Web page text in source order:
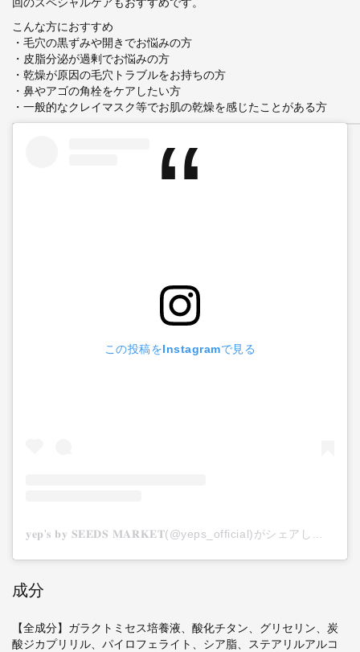
こんな方におすすめ
・毛穴の黒ずみや開きでお悩みの方
・皮脂分泌が過剰でお悩みの方
・乾燥が原因の毛穴トラブルをお持ちの方
・鼻やアゴの角栓をケアしたい方
・一般的なクレイマスク等でお肌の乾燥を感じたことがある方
この投稿をInstagramで見る
𝐲𝐞𝐩'𝐬 𝐛𝐲 𝐒𝐄𝐄𝐃𝐒 𝐌𝐀𝐑𝐊𝐄𝐓(@yeps_official)がシェアした投稿
成分
【全成分】ガラクトミセス培養液、酸化チタン、グリセリン、炭
酸ジカプリリル、パイロフェライト、シア脂、ステアリルアルコ